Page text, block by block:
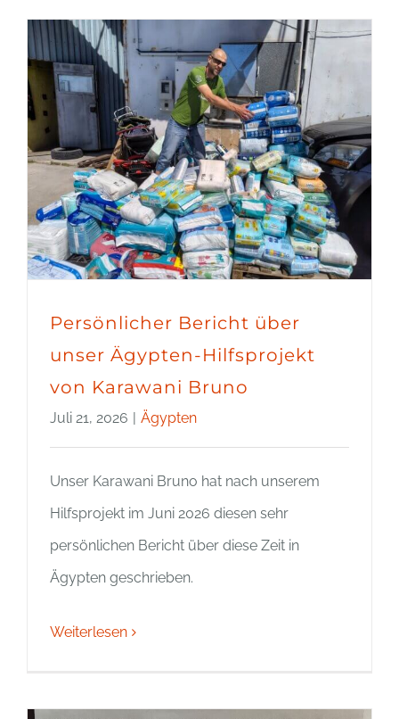
Persönlicher Bericht über
unser Ägypten-Hilfsprojekt
von Karawani Bruno
Juli 21, 2026 | Ägypten
Unser Karawani Bruno hat nach unserem
Hilfsprojekt im Juni 2026 diesen sehr
persönlichen Bericht über diese Zeit in
Ägypten geschrieben.
Weiterlesen